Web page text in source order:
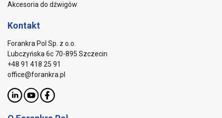
Akcesoria do dźwigów
Kontakt
Forankra Pol Sp. z o.o.
Lubczyńska 6c 70-895 Szczecin
+48 91 418 25 91
office@forankra.pl